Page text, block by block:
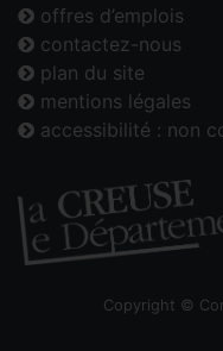
offres d’emplois
contactez-nous
plan du site
mentions légales
accessibilité : non
Copyright ©